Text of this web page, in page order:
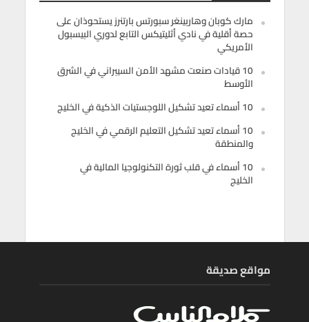
مارك كوبان وهاربينغر سبورتس بارتنرز يستحوذان على
حصة أقلية في نادي أثليتيكس التابع لدوري البيسبول
الأمريكي
10 قيادات صنعت مشهد الأمن السيبراني في الشرق
الأوسط
10 أسماء تعيد تشكيل اللوجستيات الذكية في الخليج
10 أسماء تعيد تشكيل التعليم الرقمي في الخليج
والمنطقة
10 أسماء في قلب ثورة التكنولوجيا المالية في
الخليج
مواقع صديقة